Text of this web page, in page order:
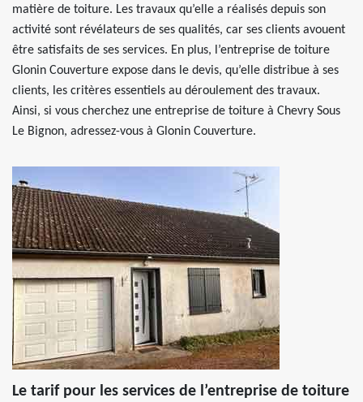
matière de toiture. Les travaux qu’elle a réalisés depuis son
activité sont révélateurs de ses qualités, car ses clients avouent
être satisfaits de ses services. En plus, l’entreprise de toiture
Glonin Couverture expose dans le devis, qu’elle distribue à ses
clients, les critères essentiels au déroulement des travaux.
Ainsi, si vous cherchez une entreprise de toiture à Chevry Sous
Le Bignon, adressez-vous à Glonin Couverture.
Le tarif pour les services de l’entreprise de toiture